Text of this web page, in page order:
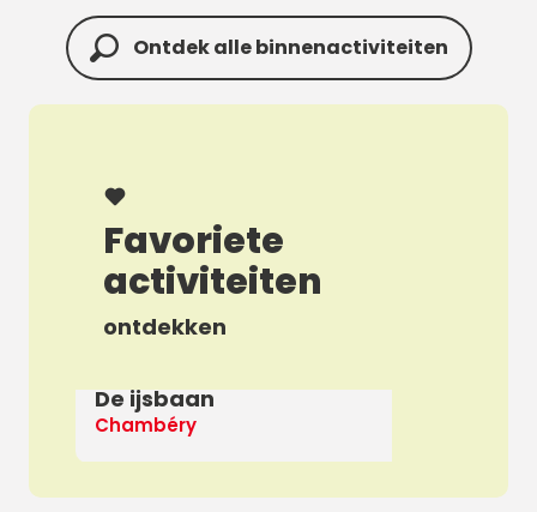
Ontdek alle binnenactiviteiten
Favoriete
activiteiten
ontdekken
De ijsbaan
Chambéry